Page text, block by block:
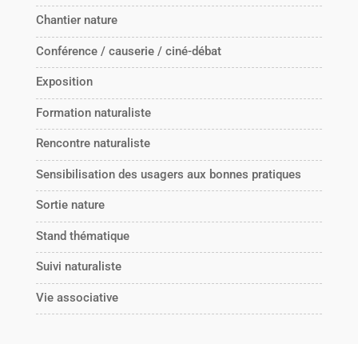
Chantier nature
Conférence / causerie / ciné-débat
Exposition
Formation naturaliste
Rencontre naturaliste
Sensibilisation des usagers aux bonnes pratiques
Sortie nature
Stand thématique
Suivi naturaliste
Vie associative